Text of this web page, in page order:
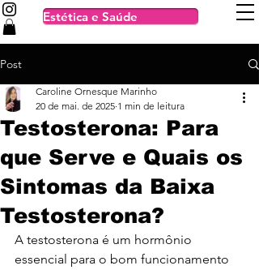
Estética e Saúde
Post
Testosterona: Para
que Serve e Quais os
Sintomas da Baixa
Testosterona?
Caroline Ornesque Marinho
20 de mai. de 2025 1 min de leitura
A testosterona é um hormônio
essencial para o bom funcionamento